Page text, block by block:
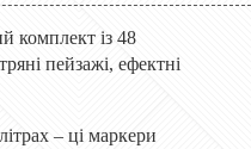
комплект із 48
пейзажі, ефектні
– ці маркери